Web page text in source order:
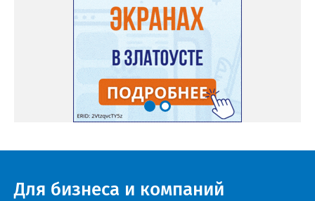
Для бизнеса и компаний